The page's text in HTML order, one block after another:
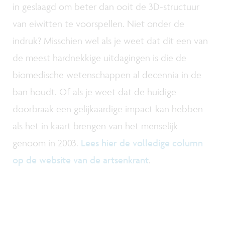
in geslaagd om beter dan ooit de 3D-structuur
van eiwitten te voorspellen. Niet onder de
indruk? Misschien wel als je weet dat dit een van
de meest hardnekkige uitdagingen is die de
biomedische wetenschappen al decennia in de
ban houdt. Of als je weet dat de huidige
doorbraak een gelijkaardige impact kan hebben
als het in kaart brengen van het menselijk
genoom in 2003. Lees hier de volledige column
op de website van de artsenkrant.